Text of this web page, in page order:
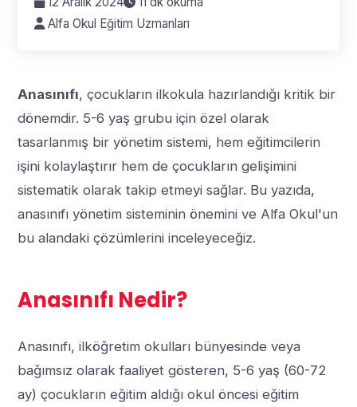
Alfa Okul Eğitim Uzmanları
Anasınıfı, çocukların ilkokula hazırlandığı kritik bir
dönemdir. 5-6 yaş grubu için özel olarak
tasarlanmış bir yönetim sistemi, hem eğitimcilerin
işini kolaylaştırır hem de çocukların gelişimini
sistematik olarak takip etmeyi sağlar. Bu yazıda,
anasınıfı yönetim sisteminin önemini ve Alfa Okul'un
bu alandaki çözümlerini inceleyeceğiz.
Anasınıfı Nedir?
Anasınıfı, ilköğretim okulları bünyesinde veya
bağımsız olarak faaliyet gösteren, 5-6 yaş (60-72
ay) çocukların eğitim aldığı okul öncesi eğitim